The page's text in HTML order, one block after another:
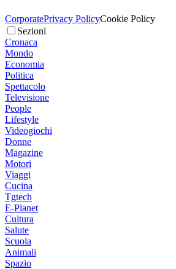
CorporatePrivacy PolicyCookie Policy
Sezioni
Cronaca
Mondo
Economia
Politica
Spettacolo
Televisione
People
Lifestyle
Videogiochi
Donne
Magazine
Motori
Viaggi
Cucina
Tgtech
E-Planet
Cultura
Salute
Scuola
Animali
Spazio